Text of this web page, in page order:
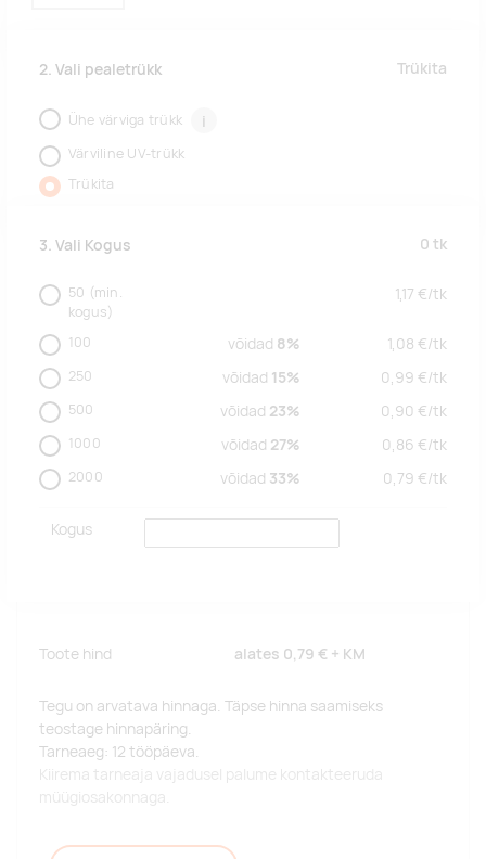
2. Vali pealetrükk Trükita
Ühe värviga trükk i
Värviline UV-trükk
Trükita
3. Vali Kogus 0 tk
50 (min.
kogus)
1,17 €/tk
100 võidad 8% 1,08 €/tk
250 võidad 15% 0,99 €/tk
500 võidad 23% 0,90 €/tk
1000 võidad 27% 0,86 €/tk
2000 võidad 33% 0,79 €/tk
Kogus
Toote hind alates 0,79 € + KM
Tegu on arvatava hinnaga. Täpse hinna saamiseks
teostage hinnapäring.
Tarneaeg: 12 tööpäeva.
Kiirema tarneaja vajadusel palume kontakteeruda
müügiosakonnaga.